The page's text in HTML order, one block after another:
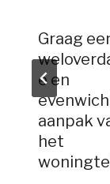
Graag
e en
aanpak
het